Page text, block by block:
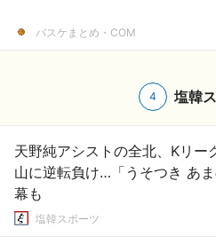
バスケまとめ・COM
4 塩韓
天野純アシストの全北、Kリー
山に逆転負け…「うそつき あ
幕も
塩韓スポーツ